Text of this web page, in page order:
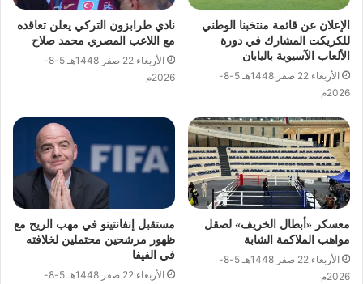
الإعلان عن قائمة منتخبنا الوطني
للكريكت المشارك في دورة
الألعاب الآسيوية باليابان
الأربعاء 22 صفر 1448هـ 5-8-
2026م
نادي طرابزون التركي يعلن تعاقده
مع اللاعب المصري محمد صلاح
الأربعاء 22 صفر 1448هـ 5-8-
2026م
معسكر «أبطال الخريف» لصقل
مواهب الملاكمة الشابة
الأربعاء 22 صفر 1448هـ 5-8-
2026م
مستقبل إنفانتينو في مهب الريح مع
ظهور مرشحين محتملين لخلافته
في الفيفا
الأربعاء 22 صفر 1448هـ 5-8-